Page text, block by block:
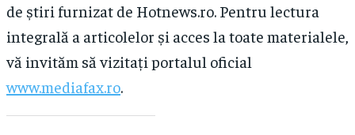
de știri furnizat de Hotnews.ro. Pentru lectura
integrală a articolelor și acces la toate materialele,
vă invităm să vizitați portalul oficial
www.mediafax.ro.